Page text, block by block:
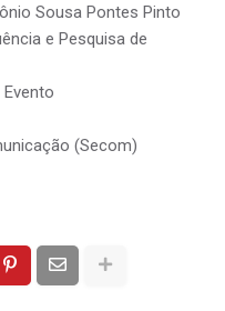
Sousa Pontes Pinto
e Pesquisa de
(Secom)